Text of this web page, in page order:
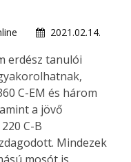
2021.02.14.
erdész tanulói
C-EM és három
a jövő
C-B
Mindezek
mosót is